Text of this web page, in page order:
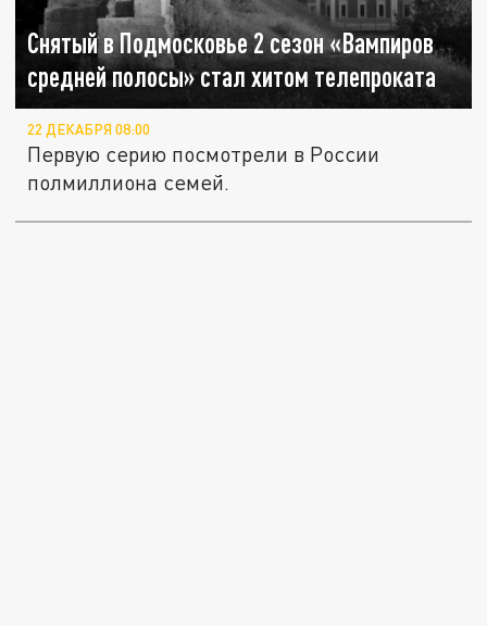
Снятый в Подмосковье 2 сезон «Вампиров
средней полосы» стал хитом телепроката
22 ДЕКАБРЯ 08:00
Первую серию посмотрели в России
полмиллиона семей.